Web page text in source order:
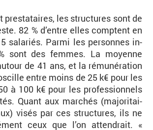
pres­ta­taires, les struc­tures sont de
82 % d’entre elles comptent en
sa­la­riés. Parmi les per­sonnes in­
sont des femmes. La moyenne
de 41 ans, et la ré­mu­né­ra­tion
entre moins de 25 k€ pour les
à 100 k€ pour les pro­fes­sion­nels
Quant aux mar­chés (ma­jo­ri­tai­
visés par ces struc­tures, ils ne
ceux que l’on at­ten­drait. «